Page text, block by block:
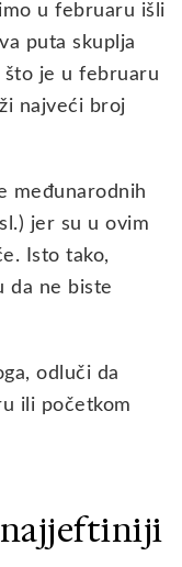
u februaru išli
puta skuplja
što je u februaru
najveći broj
međunarodnih
jer su u ovim
Isto tako,
da ne biste
odluči da
ili početkom